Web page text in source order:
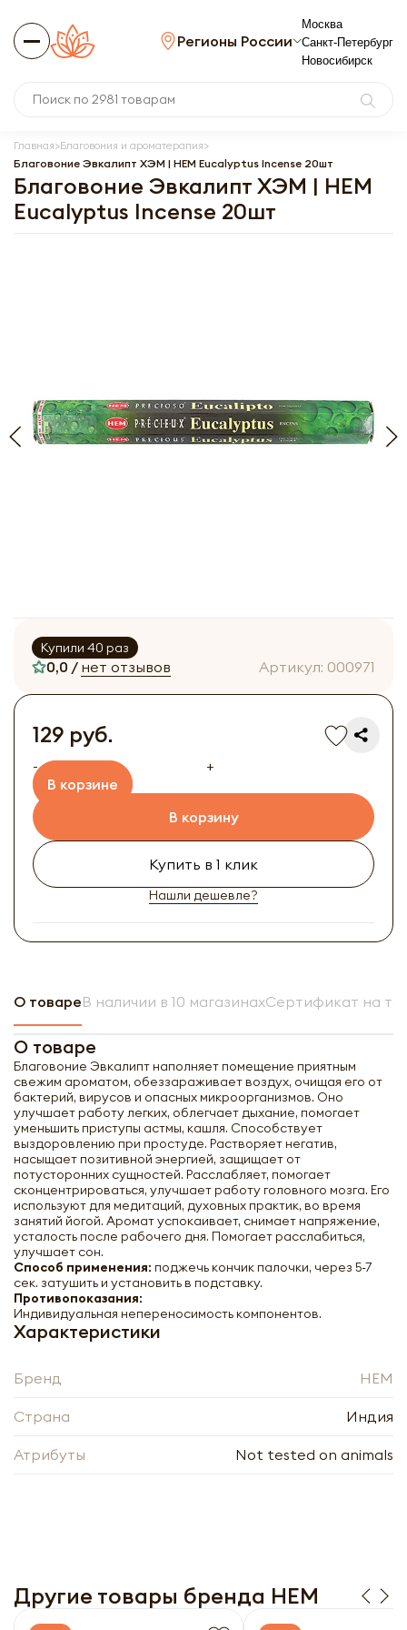
Регионы России
Москва
Санкт-Петербург
Новосибирск
Главная Благовония и ароматерапия
Благовоние Эвкалипт ХЭМ | HEM Eucalyptus Incense 20шт
Благовоние Эвкалипт ХЭМ | HEM
Eucalyptus Incense 20шт
Купили 40 раз
0,0 / нет отзывов Артикул: 000971
129 руб.
-
+
В корзине
В корзину
Купить в 1 клик
Нашли дешевле?
О товареВ наличии в 10 магазинахСертификат на
О товаре
Благовоние Эвкалипт наполняет помещение приятным
свежим ароматом, обеззараживает воздух, очищая его от
бактерий, вирусов и опасных микроорганизмов. Оно
улучшает работу легких, облегчает дыхание, помогает
уменьшить приступы астмы, кашля. Способствует
выздоровлению при простуде. Растворяет негатив,
насыщает позитивной энергией, защищает от
потусторонних сущностей. Расслабляет, помогает
сконцентрироваться, улучшает работу головного мозга. Его
используют для медитаций, духовных практик, во время
занятий йогой. Аромат успокаивает, снимает напряжение,
усталость после рабочего дня. Помогает расслабиться,
улучшает сон.
Способ применения: поджечь кончик палочки, через 5-7
сек. затушить и установить в подставку.
Противопоказания:
Индивидуальная непереносимость компонентов.
Характеристики
Бренд HEM
Страна Индия
Атрибуты Not tested on animals
Другие товары бренда HEM